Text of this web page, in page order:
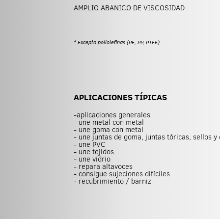
AMPLIO ABANICO DE VISCOSIDAD
* Excepto poliolefinas (PE, PP, PTFE)
APLICACIONES TÍPICAS
-aplicaciones generales
- une metal con metal
- une goma con metal
- une juntas de goma, juntas tóricas, sellos y
- une PVC
- une tejidos
- une vidrio
- repara altavoces
- consigue sujeciones difíciles
- recubrimiento / barniz